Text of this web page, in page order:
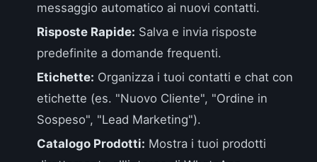
messaggio automatico ai nuovi contatti.
Risposte Rapide: Salva e invia risposte
predefinite a domande frequenti.
Etichette: Organizza i tuoi contatti e chat con
etichette (es. "Nuovo Cliente", "Ordine in
Sospeso", "Lead Marketing").
Catalogo Prodotti: Mostra i tuoi prodotti